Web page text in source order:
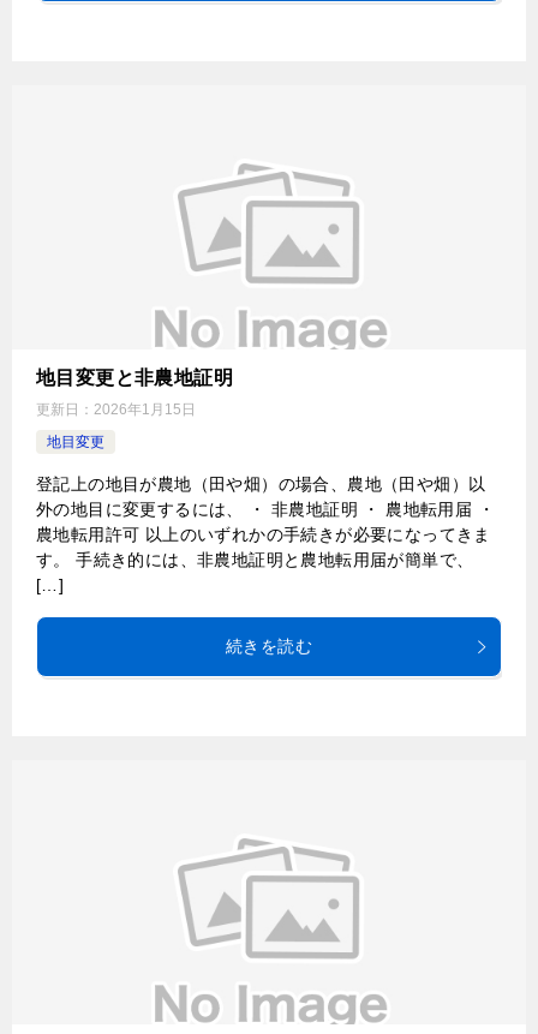
地目変更と非農地証明
更新日： 2026年1月15日
地目変更
登記上の地目が農地（田や畑）の場合、農地（田や畑）以
外の地目に変更するには、 ・ 非農地証明 ・ 農地転用届 ・
農地転用許可 以上のいずれかの手続きが必要になってきま
す。 手続き的には、非農地証明と農地転用届が簡単で、
[…]
続きを読む